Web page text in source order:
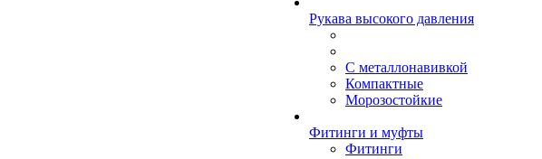
Рукава высокого давления
С металлонавивкой
Компактные
Морозостойкие
Фитинги и муфты
Фитинги